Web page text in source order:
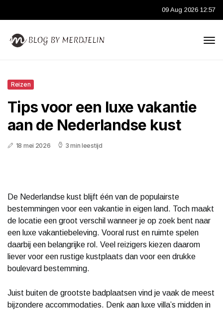
09 Aug 2026 12:57
Reizen
Tips voor een luxe vakantie
aan de Nederlandse kust
18 mei 2026 3 min leestijd
De Nederlandse kust blijft één van de populairste
bestemmingen voor een vakantie in eigen land. Toch maakt
de locatie een groot verschil wanneer je op zoek bent naar
een luxe vakantiebeleving. Vooral rust en ruimte spelen
daarbij een belangrijke rol. Veel reizigers kiezen daarom
liever voor een rustige kustplaats dan voor een drukke
boulevard bestemming.
Juist buiten de grootste badplaatsen vind je vaak de meest
bijzondere accommodaties. Denk aan luxe villa’s midden in